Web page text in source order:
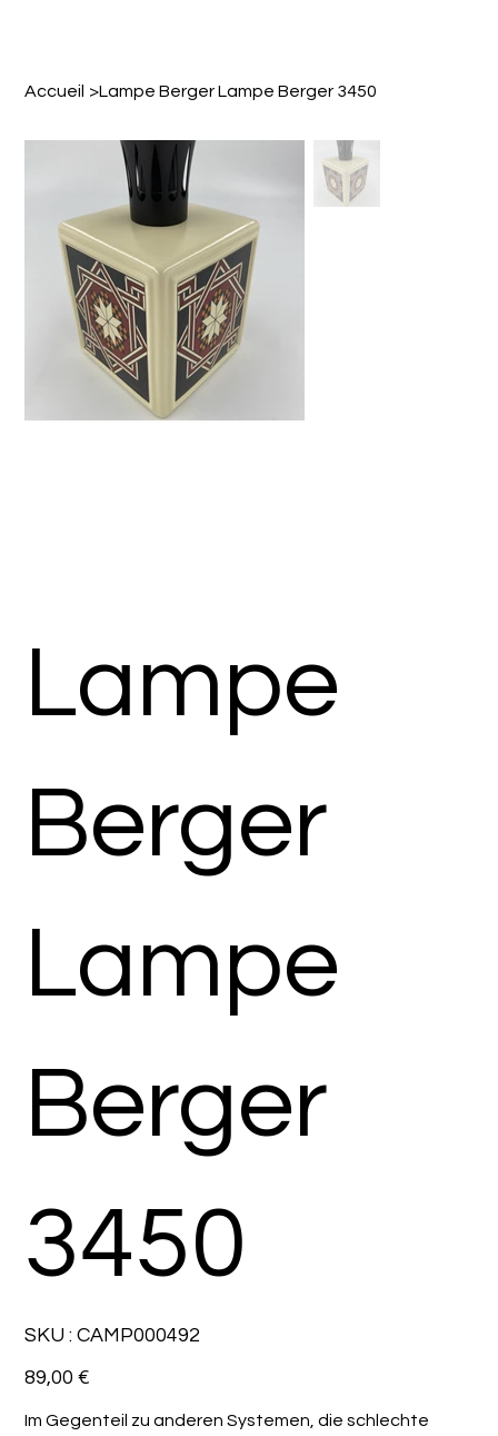
Accueil >Lampe Berger Lampe Berger 3450
Lampe
Berger
Lampe
Berger
3450
SKU : SKU
CAMP000492
CAMP000492
Prix
89,00 €
Im Gegenteil zu anderen Systemen, die schlechte